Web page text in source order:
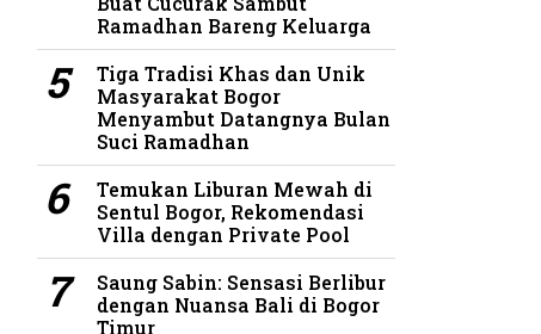
Ramadhan Bareng Keluarga
Tiga Tradisi Khas dan Unik
Masyarakat Bogor
Menyambut Datangnya Bulan
Suci Ramadhan
Temukan Liburan Mewah di
Sentul Bogor, Rekomendasi
Villa dengan Private Pool
Saung Sabin: Sensasi Berlibur
dengan Nuansa Bali di Bogor
Timur